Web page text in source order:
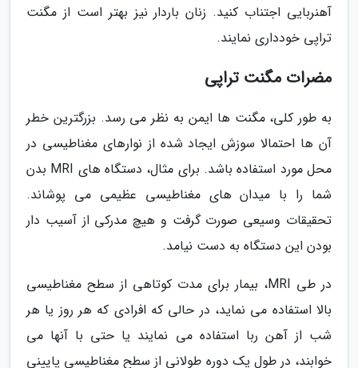
آهنربایی اجتناب کنید. زنان باردار نیز بهتر است از مگنت
تراپی خودداری نمایند.
مضرات مگنت تراپی
به طور کلی، مگنت ها ایمن به نظر می رسد. بزرگترین خطر
آن ها احتمالا سوزش ایجاد شده از نوارهای مغناطیسی در
محل مورد استفاده باشد. برای مثال، دستگاه های MRI بدن
شما را با میدان های مغناطیسی عظیمی می پوشاند.
تحقیقات وسیعی صورت گرفت و هیچ مدرکی از آسیب دار
بودن این دستگاه به دست نیامد.
در طی MRI، بیمار برای مدت کوتاهی از سطح مغناطیسی
بالا استفاده می نماید، در حالی که افرادی که هر روز یا هر
شب از آهن ربا استفاده می نمایند یا حتی با آنها می
خوابند، در طول یک دوره طولانی از سطح مغناطیسی پایینی